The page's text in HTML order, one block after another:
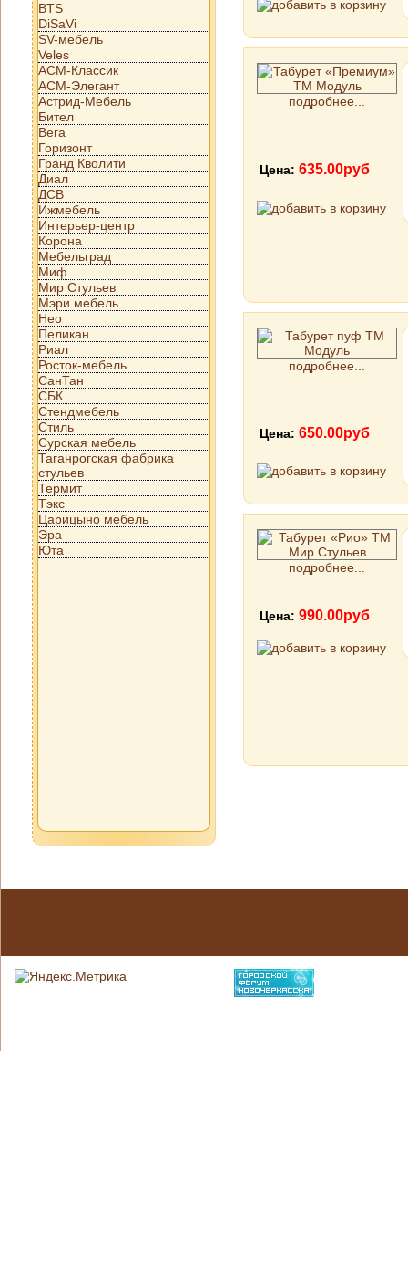
BTS
DiSaVi
SV-мебель
Veles
АСМ-Классик
АСМ-Элегант
Астрид-Мебель
Бител
Вега
Горизонт
Гранд Кволити
Диал
ДСВ
Ижмебель
Интерьер-центр
Корона
Мебельград
Миф
Мир Стульев
Мэри мебель
Нео
Пеликан
Риал
Росток-мебель
СанТан
СБК
Стендмебель
Стиль
Сурская мебель
Таганрогская фабрика
стульев
Термит
Тэкс
Царицыно мебель
Эра
Юта
подробнее...
Цена: 635.00руб
подробнее...
Цена: 650.00руб
подробнее...
Цена: 990.00руб